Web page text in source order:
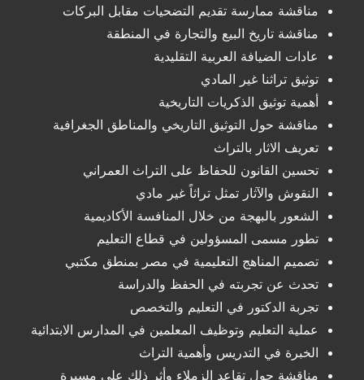
مناقشة ممارسة تقديم التضحيات مقابل البركات
مناقشة تاريخ البيع والتجارة في المنطقة
عادات الضيافة العربية التقليدية
توثيق تراثنا غير المادي
أهمية توثيق الذكريات التاريخية
مناقشة حول التوثيق التاريخي والمناطق الجغرافية
تعريف الاثار بالتراث
تحسين القانون للحفاظ على التراث العمراني
النقوش والآثار تمثل تراثاً غير مادي
الشعور بالبهجة من خلال المنافسة الأكاديمية
تطور مسمى المسؤولين في قطاع التعليم
تصميم المناهج التعليمية في مصر بمنطق مكتبي
تحدث عن تجربته في الحفظ والدراسة
تجربة الدكتور في التعليم والتخصص
عملية التعليم وتوظيف المعلمين في المدارس الابتدائية
الخبرة في التدريس وأهمية التراث
مناقشة حول تقاعد الزملاء وأثر ذلك على مسيرة